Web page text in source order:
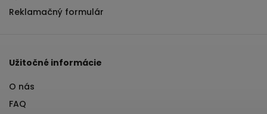
Reklamačný formulár
Užitočné informácie
O nás
FAQ